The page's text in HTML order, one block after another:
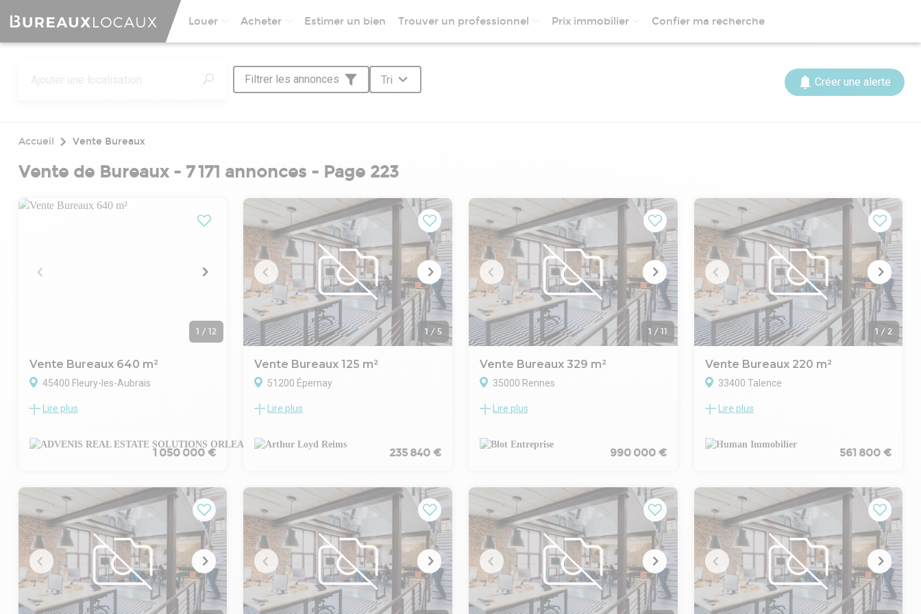
Louer Acheter Estimer un bien Trouver un professionnel Prix immobilier Confier ma recherche
Filtrer les annonces Tri Créer une alerte
Accueil Vente Bureaux
Vente de Bureaux - 7 171 annonces- Page 223
1 /12
Vente Bureaux 640 m²
45400 Fleury-les-Aubrais
Advenis Conseil et Transaction Orléans
FLEURY LES AUBRAIS, au sein de la zone
Herveline et à proximité immédiate de la
terrain clos et privatif de 3 238 m².
Ce bien constitue une opportunité rare,
notamment grâce à sa visibilité, sa
localisation stratégique offrant un accès
rapide aux principaux axes routiers et
autoroutiers du Nord de l'agglomération
ainsi qu'à son nombre important de
stationnements (70).
Idéal pour siège entreprise et activités
Lire plus
1 050 000 €
1 / 5
Vente Bureaux 125 m²
51200 Épernay
Implantez votre activité au coeur
profitez d'une adresse à forte visibilité et à
fort potentiel !
modulables parfaitement adaptés à une
activité professionnelle :
- Sous-sol : une cave d'environ 30 m²,
idéale pour le stockage
- Rez-de-chaussée : un espace d'accueil de
32 m² pour recevoir vos clients dans les
meilleures conditions, complété par un
bureau, un économat et des sanitaires
- 1er étage : plusieurs bureaux
Lire plus
235 840 €
1 / 11
Vente Bureaux 329 m²
35000 Rennes
Exclusivité BLOT : à vendre à Rennes,
bureaux : 330 m² environ, avec une belle
visibilité.
8 emplacements de parking aériens
complètent ce bien.
Profitez d'une accessibilité optimale grâce
à la proximité immédiate des lignes A et B
du métro, ainsi que des principales lignes
de bus. La gare SNCF est également à
quelques pas, facilitant vos déplacements
professionnels.
Points forts : locaux fibrés, alarme,
Lire plus
990 000 €
1 /2
Vente Bureaux 220 m²
33400 Talence
Bureaux libres de toute occupation à
et de toutes les commodités, local en bon
état d'environ 220m². Composé de 6
561.800€ TTC (dont honoraires 31.800€
TTC). Mélanie Picot 0676839665
Lire plus
561 800 €